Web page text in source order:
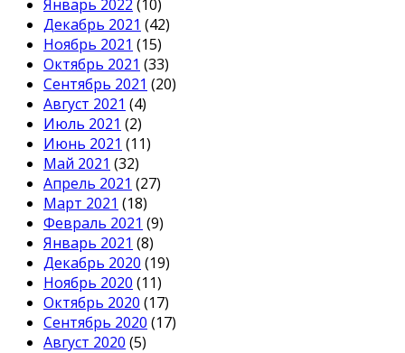
Январь 2022 (10)
Декабрь 2021 (42)
Ноябрь 2021 (15)
Октябрь 2021 (33)
Сентябрь 2021 (20)
Август 2021 (4)
Июль 2021 (2)
Июнь 2021 (11)
Май 2021 (32)
Апрель 2021 (27)
Март 2021 (18)
Февраль 2021 (9)
Январь 2021 (8)
Декабрь 2020 (19)
Ноябрь 2020 (11)
Октябрь 2020 (17)
Сентябрь 2020 (17)
Август 2020 (5)